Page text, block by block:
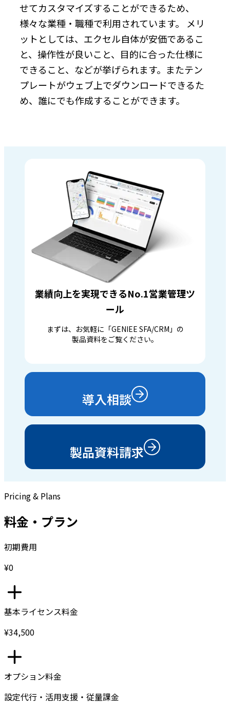
せてカスタマイズすることができるため、
様々な業種・職種で利用されています。 メリ
ットとしては、エクセル自体が安価であるこ
と、操作性が良いこと、目的に合った仕様に
できること、などが挙げられます。またテン
プレートがウェブ上でダウンロードできるた
め、誰にでも作成することができます。
業績向上を実現できるNo.1営業管理ツ
ール
まずは、お気軽に「GENIEE SFA/CRM」の
製品資料をご覧ください。
導入相談
製品資料請求
Pricing & Plans
料金・プラン
初期費用
¥0
基本ライセンス料金
¥34,500
オプション料金
設定代行・活用支援・従量課金